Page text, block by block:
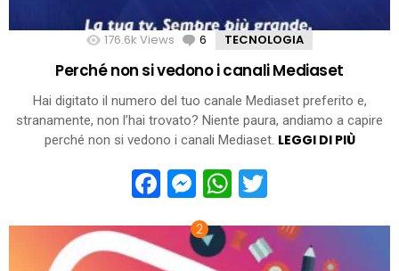
176.6k Views 6 Comments
TECNOLOGIA
Perché non si vedono i canali Mediaset
Hai digitato il numero del tuo canale Mediaset preferito e,
stranamente, non l’hai trovato? Niente paura, andiamo a capire
perché non si vedono i canali Mediaset. LEGGI DI PIÙ
Facebook
Messenger
WhatsApp